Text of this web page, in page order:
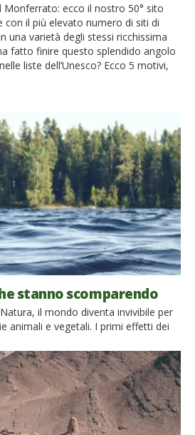
Monferrato: ecco il nostro 50° sito
con il più elevato numero di siti di
una varietà degli stessi ricchissima
fatto finire questo splendido angolo
liste dell’Unesco? Ecco 5 motivi,
stanno scomparendo
il mondo diventa invivibile per
animali e vegetali. I primi effetti dei
australiana ci dice che oltre 100
dell’umanità, rischiano di
[…]